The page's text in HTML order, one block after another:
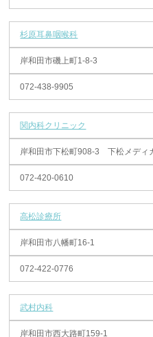
杉原耳鼻咽喉科
岸和田市磯上町1-8-3
072-438-9905
関内科クリニック
岸和田市下松町908-3 下松メディ
072-420-0610
高松診療所
岸和田市八幡町16-1
072-422-0776
武村内科
岸和田市西大路町159-1